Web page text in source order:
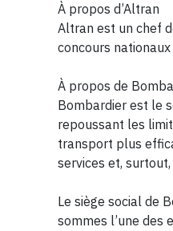
À propos d’Altran
Altran est un chef
concours
À propos de
Bombardier est le
repoussant les
transport plus
services et,
Le siège social de
sommes l’une des